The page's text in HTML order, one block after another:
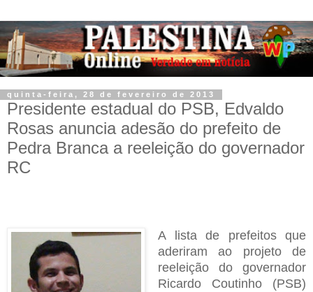
quinta-feira, 28 de fevereiro de 2013
Presidente estadual do PSB, Edvaldo
Rosas anuncia adesão do prefeito de
Pedra Branca a reeleição do governador
RC
A lista de prefeitos que
aderiram ao projeto de
reeleição do governador
Ricardo Coutinho (PSB)